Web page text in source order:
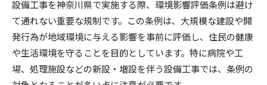
設備工事を神奈川県で実施する際、環境影響評価条例は避け
て通れない重要な規制です。この条例は、大規模な建設や開
発行為が地域環境に与える影響を事前に評価し、住民の健康
や生活環境を守ることを目的としています。特に病院や工
場、処理施設などの新設・増設を伴う設備工事では、条例の